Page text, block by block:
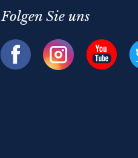
Folgen Sie uns